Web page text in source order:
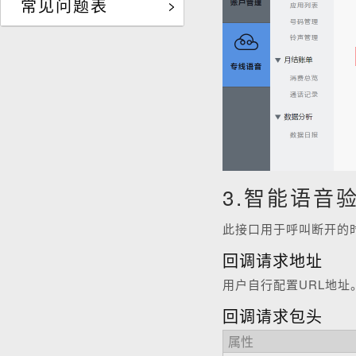
常见问题表
3.智能语音
此接口用于呼叫断开
回调请求地址
用户自行配置URL地
回调请求包头
属性